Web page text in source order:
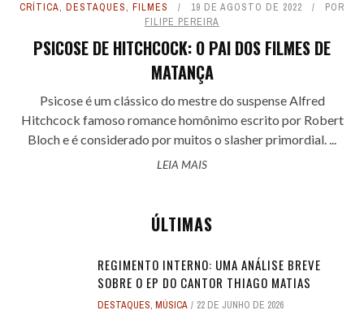
CRÍTICA, DESTAQUES, FILMES 19 DE AGOSTO DE 2022
POR
FILIPE PEREIRA
PSICOSE DE HITCHCOCK: O PAI DOS FILMES DE
MATANÇA
Psicose é um clássico do mestre do suspense Alfred
Hitchcock famoso romance homônimo escrito por Robert
Bloch e é considerado por muitos o slasher primordial. ...
LEIA MAIS
ÚLTIMAS
REGIMENTO INTERNO: UMA ANÁLISE BREVE
SOBRE O EP DO CANTOR THIAGO MATIAS
DESTAQUES, MÚSICA 22 DE JUNHO DE 2026